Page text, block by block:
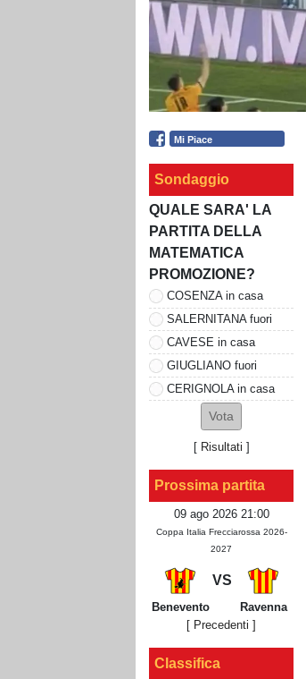
Mi Piace
Sondaggio
QUALE SARA' LA
PARTITA DELLA
MATEMATICA
PROMOZIONE?
COSENZA in casa
SALERNITANA fuori
CAVESE in casa
GIUGLIANO fuori
CERIGNOLA in casa
[ Risultati ]
Prossima partita
09 ago 2026 21:00
Coppa Italia Frecciarossa 2026-
2027
VS
Benevento
Ravenna
[ Precedenti ]
Classifica